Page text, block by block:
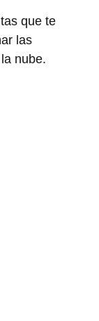
que te
las
nube.